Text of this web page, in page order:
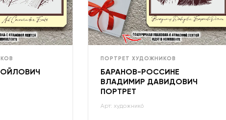
ПОРТРЕТ ХУДОЖНИКОВ
БАРАНОВ-РОССИНЕ
ВЛАДИМИР ДАВИДОВИЧ
ПОРТРЕТ
Арт: художник6